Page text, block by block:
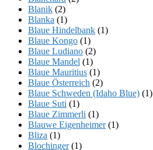
Blanik (2)
Blanka (1)
Blaue Hindelbank (1)
Blaue Kongo (1)
Blaue Ludiano (2)
Blaue Mandel (1)
Blaue Mauritius (1)
Blaue Österreich (2)
Blaue Schweden (Idaho Blue) (1)
Blaue Suti (1)
Blaue Zimmerli (1)
Blauwe Eigenheimer(1)
Bliza (1)
Blochinger(1)